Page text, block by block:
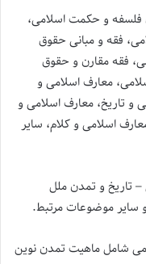
فلسفه و حکمت اسلامی،
فقه و مبانی حقوق
فقه مقارن و حقوق
معارف اسلامی و
و تاریخ، معارف اسلامی و
اسلامی و کلام، سایر
تاریخ و تمدن ملل
سایر موضوعات مرتبط.
شامل ماهیت تمدن نوین